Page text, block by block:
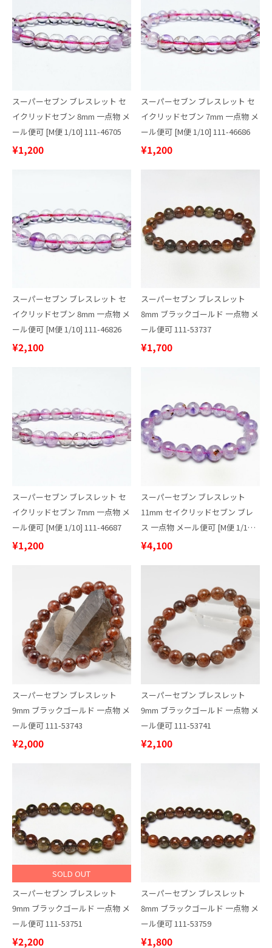
スーパーセブン ブレスレット セ
イクリッドセブン 8mm 一点物 メ
ール便可 [M便 1/10] 111-46705
¥1,200
スーパーセブン ブレスレット セ
イクリッドセブン 7mm 一点物 メ
ール便可 [M便 1/10] 111-46686
¥1,200
スーパーセブン ブレスレット セ
イクリッドセブン 8mm 一点物 メ
ール便可 [M便 1/10] 111-46826
¥2,100
スーパーセブン ブレスレット
8mm ブラックゴールド 一点物 メ
ール便可 111-53737
¥1,700
スーパーセブン ブレスレット セ
イクリッドセブン 7mm 一点物 メ
ール便可 [M便 1/10] 111-46687
¥1,200
スーパーセブン ブレスレット
11mm セイクリッドセブン ブレ
ス 一点物 メール便可 [M便 1/10]
111-43714
¥4,100
スーパーセブン ブレスレット
9mm ブラックゴールド 一点物 メ
ール便可 111-53743
¥2,000
スーパーセブン ブレスレット
9mm ブラックゴールド 一点物 メ
ール便可 111-53741
¥2,100
SOLD OUT
スーパーセブン ブレスレット
9mm ブラックゴールド 一点物 メ
ール便可 111-53751
¥2,200
スーパーセブン ブレスレット
8mm ブラックゴールド 一点物 メ
ール便可 111-53759
¥1,800